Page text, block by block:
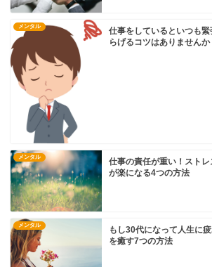
メンタル
仕事をしているといつも
らげるコツはありませんか
メンタル
仕事の責任が重い！スト
が楽になる4つの方法
メンタル
もし30代になって人生に
を癒す7つの方法